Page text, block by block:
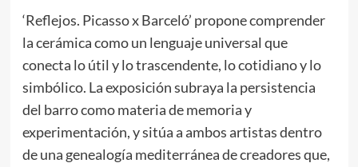
‘Reflejos. Picasso x Barceló’ propone comprender
la cerámica como un lenguaje universal que
conecta lo útil y lo trascendente, lo cotidiano y lo
simbólico. La exposición subraya la persistencia
del barro como materia de memoria y
experimentación, y sitúa a ambos artistas dentro
de una genealogía mediterránea de creadores que,